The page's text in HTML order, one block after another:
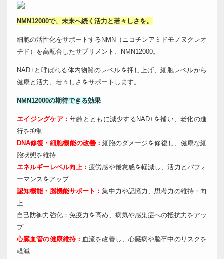
NMN12000で、未来へ続く活力と若々しさを。
細胞の活性化をサポートするNMN（ニコチンアミドモノヌクレオ
チド）を高配合したサプリメント、NMN12000。
NAD+と呼ばれる体内物質のレベルを押し上げ、細胞レベルから
健康と活力、若々しさをサポートします。
NMN12000の期待できる効果
エイジングケア：年齢とともに減少するNAD+を補い、老化の進
行を抑制
DNA修復・細胞機能の改善： 細胞のダメージを修復し、健康な細
胞状態を維持
エネルギーレベル向上：疲労感や倦怠感を軽減し、活力とパフォ
ーマンスをアップ
認知機能・脳機能サポート：集中力や記憶力、思考力の維持・向
上
自己防御力強化：免疫力を高め、病気や感染症への抵抗力をアッ
プ
心臓血管の健康維持： 血流を改善し、心臓病や脳卒中のリスクを
軽減